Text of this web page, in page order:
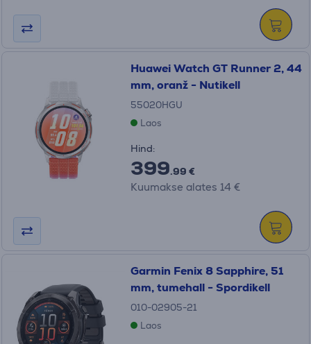
Huawei Watch GT Runner 2, 44
mm, oranž - Nutikell
55020HGU
Laos
Hind:
399.99 €
Kuumakse alates 14 €
Garmin Fenix 8 Sapphire, 51
mm, tumehall - Spordikell
010-02905-21
Laos